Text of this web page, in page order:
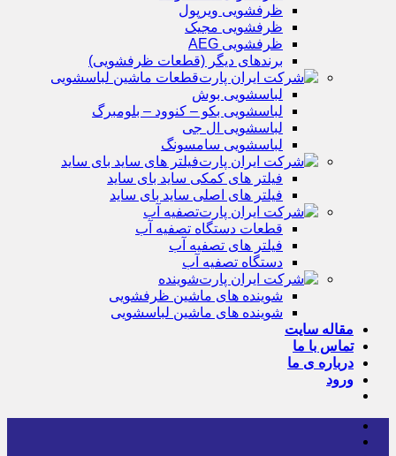
ظرفشویی ویرپول
ظرفشویی مجیک
ظرفشویی AEG
برندهای دیگر (قطعات ظرفشویی)
قطعات ماشین لباسشویی
لباسشویی بوش
لباسشویی بکو – کنوود – بلومبرگ
لباسشویی ال جی
لباسشویی سامسونگ
فیلتر های ساید بای ساید
فیلتر های کمکی ساید بای ساید
فیلتر های اصلی ساید بای ساید
تصفیه آب
قطعات دستگاه تصفیه آب
فیلتر های تصفیه آب
دستگاه تصفیه آب
شوینده
شوینده های ماشین ظرفشویی
شوینده های ماشین لباسشویی
مقاله سایت
تماس با ما
درباره ی ما
ورود